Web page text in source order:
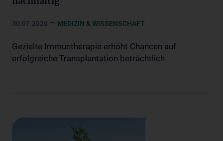
30.07.2026 – MEDIZIN & WISSENSCHAFT
Gezielte Immuntherapie erhöht Chancen auf
erfolgreiche Transplantation beträchtlich